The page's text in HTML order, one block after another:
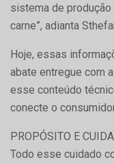
sistema de
carne”, adianta
Hoje, essas
abate entregue com
esse conteúdo
conecte o
PROPÓSITO E
Todo esse cuidado